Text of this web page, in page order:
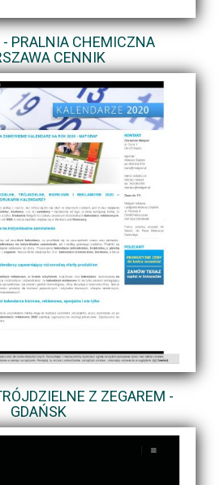
- PRALNIA CHEMICZNA
CENNIK
Z ZEGAREM -
GDAŃSK